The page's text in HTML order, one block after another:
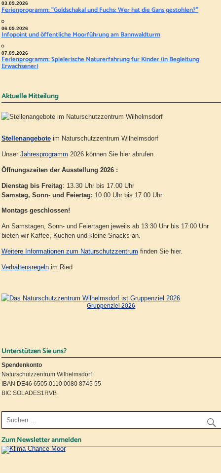
03.09.2026
Ferienprogramm: "Goldschakal und Fuchs: Wer hat die Gans gestohlen?"
06.09.2026
Infopoint und öffentliche Moorführung am Bannwaldturm
07.09.2026
Ferienprogramm: Spielerische Naturerfahrung für Kinder (in Begleitung
Erwachsener)
Aktuelle Mitteilung
Stellenangeboteim Naturschutzzentrum Wilhelmsdorf
Unser Jahresprogramm 2026 können Sie hier abrufen.
Öffnungszeiten der Ausstellung 2026 :
Dienstag bis Freitag: 13.30 Uhr bis 17.00 Uhr
Samstag, Sonn- und Feiertag: 10.00 Uhr bis 17.00 Uhr
Montags geschlossen!
An Samstagen, Sonn- und Feiertagen jeweils ab 13:30 Uhr bis 17:00 Uhr
bieten wir Kaffee, Kuchen und kleine Snacks an.
Weitere Informationen zum Naturschutzzentrum finden Sie hier.
Verhaltensregelnim Ried
Gruppenziel 2026
Unterstützen Sie uns?
Spendenkonto
Naturschutzzentrum Wilhelmsdorf
IBAN DE46 6505 0110 0080 8745 55
BIC SOLADES1RVB
Zum Newsletter anmelden